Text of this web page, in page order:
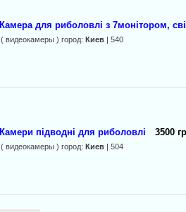
Камера для риболовлі з 7монітором,
( видеокамеры ) город: Киев| 540
Камери підводні для риболовлі 3500
( видеокамеры ) город: Киев| 504